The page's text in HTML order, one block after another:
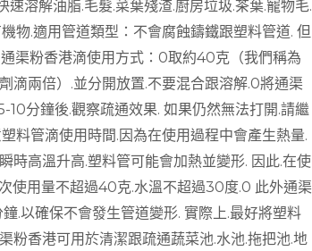
溶解油脂.毛髮.菜葉殘渣.廚房垃圾.茶葉.寵物毛.
物.適用管道類型：不會腐蝕鑄鐵跟塑料管道. 但
渠粉香港滴使用方式：0取約40克（我們稱為
滴兩倍）.並分開放置.不要混合跟溶解.0將通渠
分鐘後.觀察疏通效果. 如果仍然無法打開.請繼
料管滴使用時間.因為在使用過程中會產生熱量.
時高溫升高.塑料管可能會加熱並變形. 因此.在使
使用量不超過40克.水溫不超過30度.0 此外通渠
.以確保不會發生管道變形. 實際上.最好將塑料
粉香港可用於清潔跟疏通蔬菜池.水池.拖把池.地